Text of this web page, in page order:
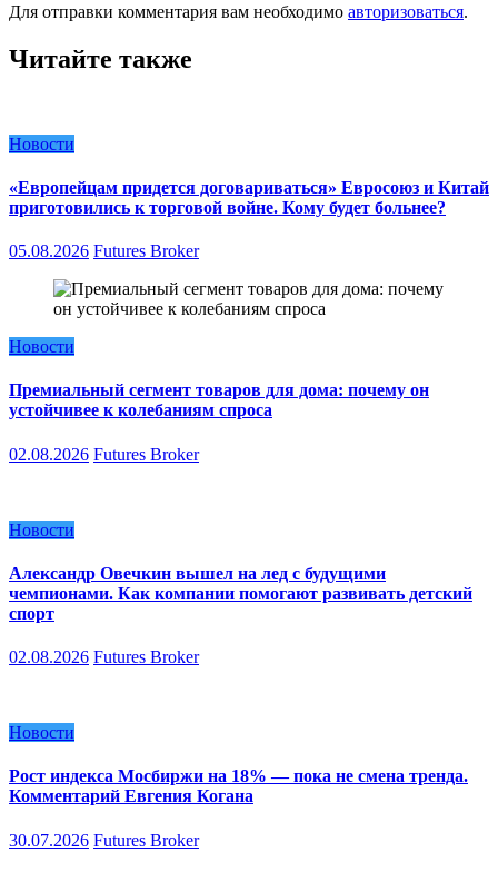
Для отправки комментария вам необходимо авторизоваться.
Читайте также
Новости
«Европейцам придется договариваться» Евросоюз и Китай
приготовились к торговой войне. Кому будет больнее?
05.08.2026 Futures Broker
Новости
Премиальный сегмент товаров для дома: почему он
устойчивее к колебаниям спроса
02.08.2026 Futures Broker
Новости
Александр Овечкин вышел на лед с будущими
чемпионами. Как компании помогают развивать детский
спорт
02.08.2026 Futures Broker
Новости
Рост индекса Мосбиржи на 18% — пока не смена тренда.
Комментарий Евгения Когана
30.07.2026 Futures Broker